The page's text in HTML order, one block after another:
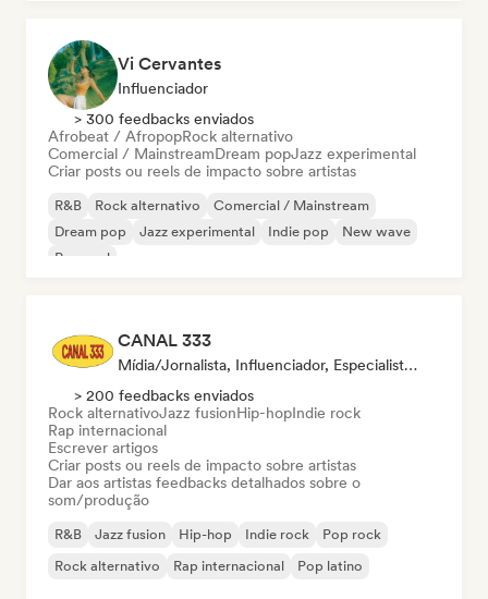
Vi Cervantes
Influenciador
> 300 feedbacks enviados
Afrobeat / AfropopRock alternativo
Comercial / MainstreamDream popJazz experimental
Criar posts ou reels de impacto sobre artistas
R&B Rock alternativo
Comercial / Mainstream
Dream pop
Jazz experimental Indie pop
New wave
Pop soul
CANAL 333
Mídia/Jornalista, Influenciador, Especialista Em Som
> 200 feedbacks enviados
Rock alternativoJazz fusionHip-hopIndie rock
Rap internacional
Escrever artigos
Criar posts ou reels de impacto sobre artistas
Dar aos artistas feedbacks detalhados sobre o
som/produção
R&B Jazz fusion Hip-hop Indie rock
Pop rock
Rock alternativo
Rap internacional Pop latino